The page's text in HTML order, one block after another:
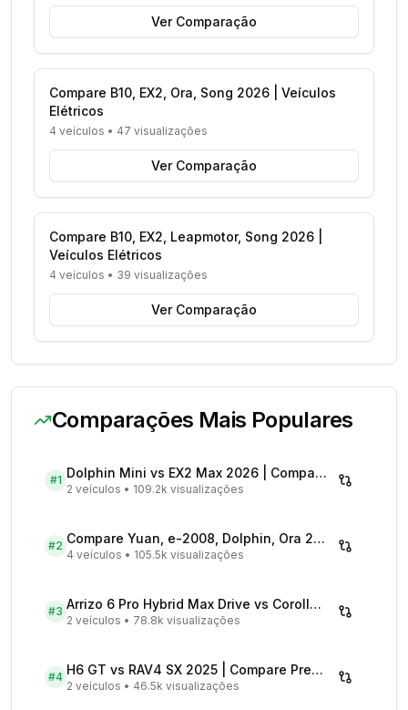
Ver Comparação
Compare B10, EX2, Ora, Song 2026 | Veículos
Elétricos
4 veículos • 47 visualizações
Ver Comparação
Compare B10, EX2, Leapmotor, Song 2026 |
Veículos Elétricos
4 veículos • 39 visualizações
Ver Comparação
Comparações Mais Populares
#1 Dolphin Mini vs EX2 Max 2026 | Compare Preços
2 veículos • 109.2k visualizações
#2 Compare Yuan, e-2008, Dolphin, Ora 2026 | Veículos Elétricos
4 veículos • 105.5k visualizações
#3 Arrizo 6 Pro Hybrid Max Drive vs Corolla Cross XRX Hybrid - Comparativo Completo
2 veículos • 78.8k visualizações
#4 H6 GT vs RAV4 SX 2025 | Compare Preços
2 veículos • 46.5k visualizações